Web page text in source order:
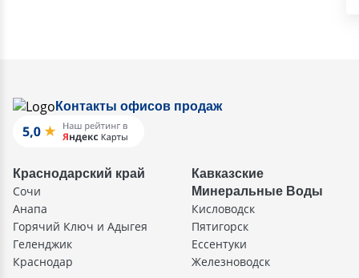
Контакты офисов продаж
Краснодарский край
Сочи
Анапа
Горячий Ключ и Адыгея
Геленджик
Краснодар
Кавказские
Минеральные Воды
Кисловодск
Пятигорск
Ессентуки
Железноводск